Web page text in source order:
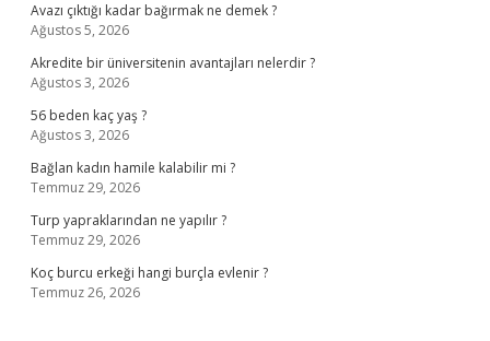
Avazı çıktığı kadar bağırmak ne demek ?
Ağustos 5, 2026
Akredite bir üniversitenin avantajları nelerdir ?
Ağustos 3, 2026
56 beden kaç yaş ?
Ağustos 3, 2026
Bağlan kadın hamile kalabilir mi ?
Temmuz 29, 2026
Turp yapraklarından ne yapılır ?
Temmuz 29, 2026
Koç burcu erkeği hangi burçla evlenir ?
Temmuz 26, 2026